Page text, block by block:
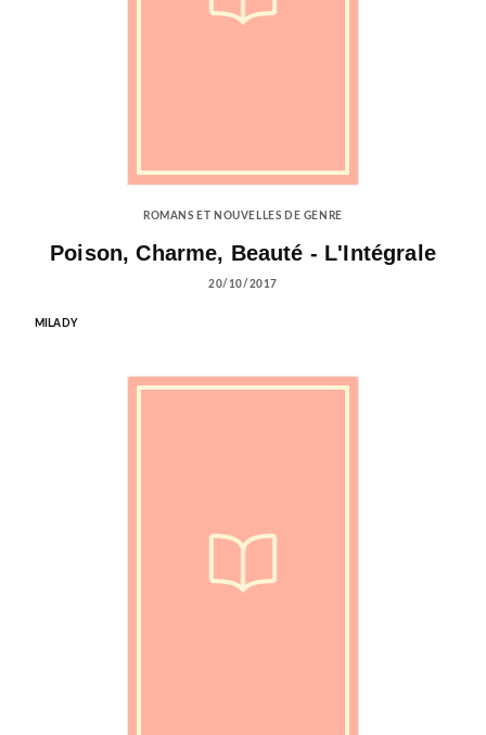
ROMANS ET NOUVELLES DE GENRE
Poison, Charme, Beauté - L'Intégrale
20/10/2017
MILADY